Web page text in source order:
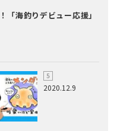
「海釣りデビュー応援」
2020.12.9